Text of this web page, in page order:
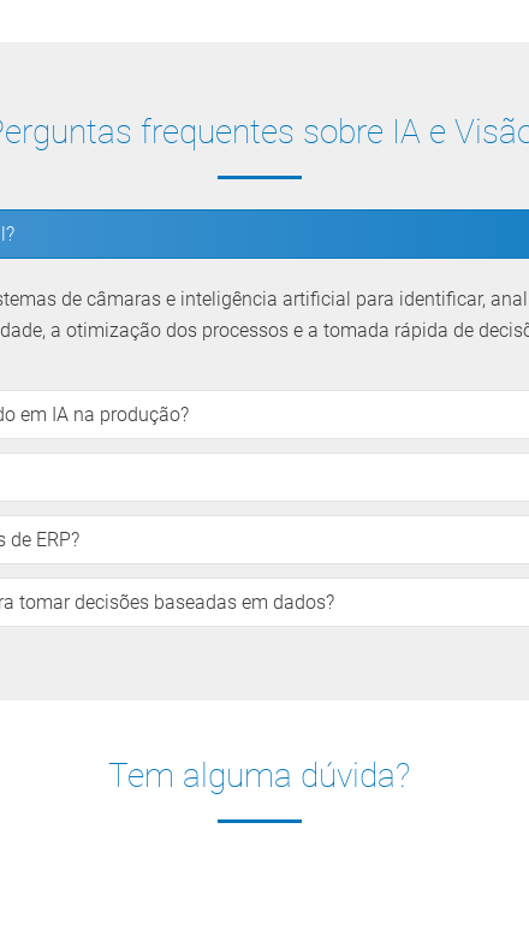
frequentes sobre IA e
de câmaras e inteligência artificial para identificar,
a otimização dos processos e a tomada rápida de
em IA na produção?
de ERP?
tomar decisões baseadas em dados?
Tem alguma dúvida?